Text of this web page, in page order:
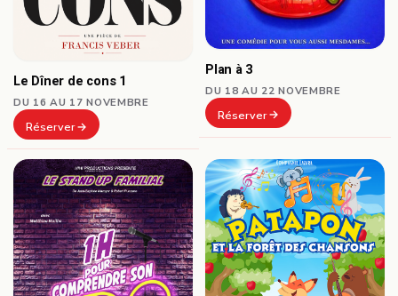
Le Dîner de cons 1
DU 16 AU 17 NOVEMBRE
Réserver
Plan à 3
DU 18 AU 22 NOVEMBRE
Réserver